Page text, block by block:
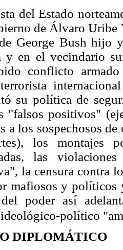
del Estado
de Álvaro Uribe
George Bush hijo
y en el vecindario
conflicto
su política de
"falsos positivos"
a los sospechosos
los montajes
las
la censura contra
mafiosos y
poder así
político
DIPLOMÁTICO